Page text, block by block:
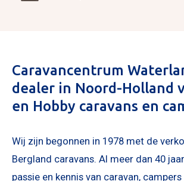
Caravancentrum
dealer in Noord-Holland
en Hobby caravans en
Wij zijn begonnen in 1978 met de
Bergland caravans. Al meer dan 40
passie en kennis van caravan,